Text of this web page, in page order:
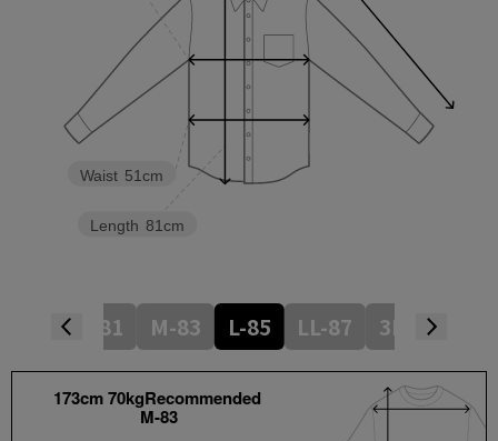
Length 81cm
Waist 51cm
S-81 M-83 L-85 LL-87 3L-87
173cm 70kgRecommended
M-83